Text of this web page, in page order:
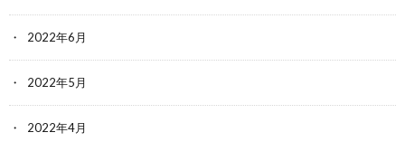
2022年6月
2022年5月
2022年4月